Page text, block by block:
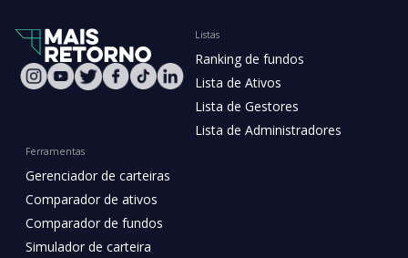
Listas
Ranking de fundos
Lista de Ativos
Lista de Gestores
Lista de Administradores
Ferramentas
Gerenciador de carteiras
Comparador de ativos
Comparador de fundos
Simulador de carteira